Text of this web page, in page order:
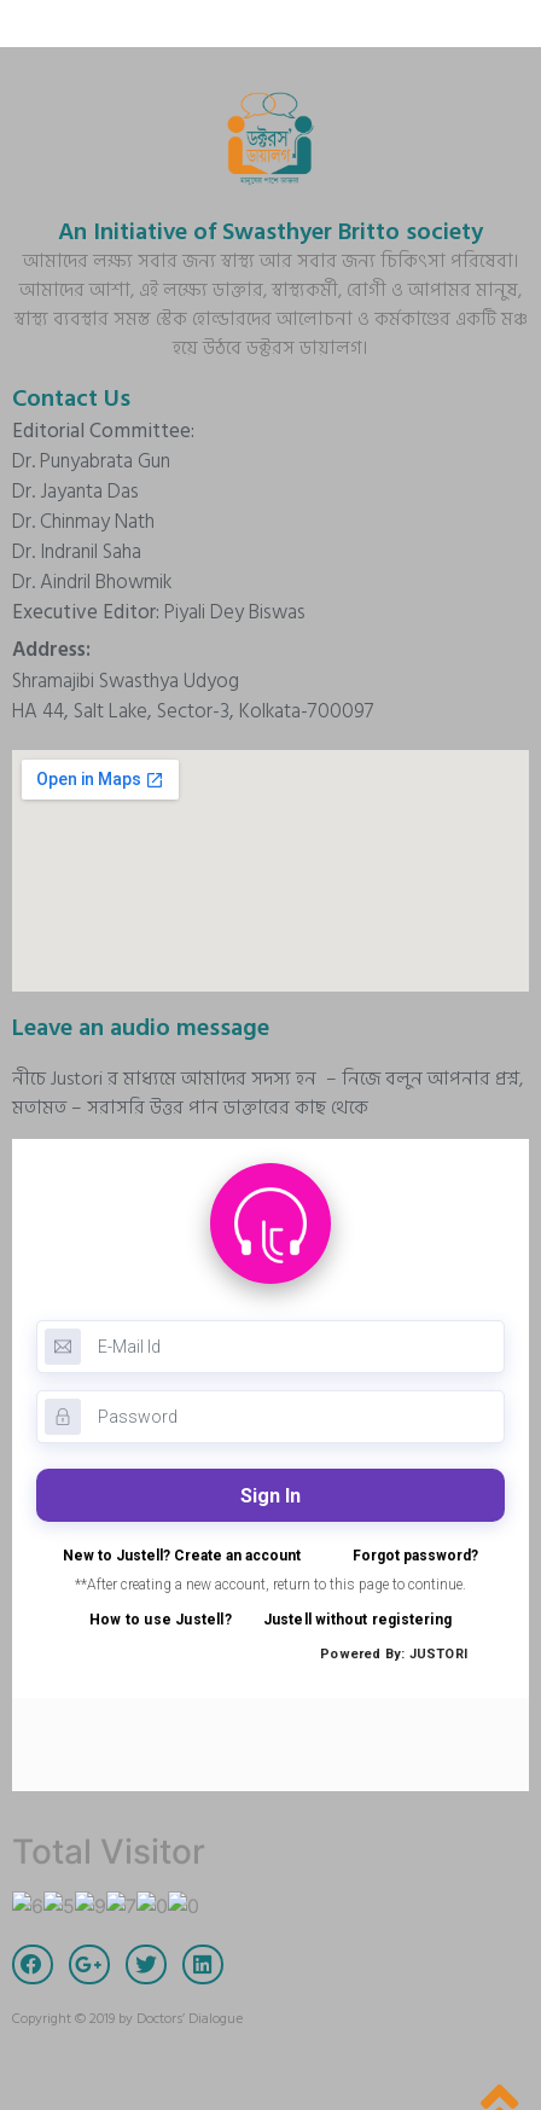
An Initiative of Swasthyer Britto society
আমাদের লক্ষ্য সবার জন্য স্বাস্থ্য আর সবার জন্য চিকিৎসা পরিষেবা।
আমাদের আশা, এই লক্ষ্যে ডাক্তার, স্বাস্থ্যকর্মী, রোগী ও আপামর মানুষ,
স্বাস্থ্য ব্যবস্থার সমস্ত স্টেক হোল্ডারদের আলোচনা ও কর্মকাণ্ডের একটি মঞ্চ
হয়ে উঠবে ডক্টরস ডায়ালগ।
Contact Us
Editorial Committee:
Dr. Punyabrata Gun
Dr. Jayanta Das
Dr. Chinmay Nath
Dr. Indranil Saha
Dr. Aindril Bhowmik
Executive Editor: Piyali Dey Biswas
Address:
Shramajibi Swasthya Udyog
HA 44, Salt Lake, Sector-3, Kolkata-700097
Leave an audio message
নীচে Justori র মাধ্যমে আমাদের সদস্য হন – নিজে বলুন আপনার প্রশ্ন,
মতামত – সরাসরি উত্তর পান ডাক্তারের কাছ থেকে
Total Visitor
Copyright © 2019 by Doctors’ Dialogue